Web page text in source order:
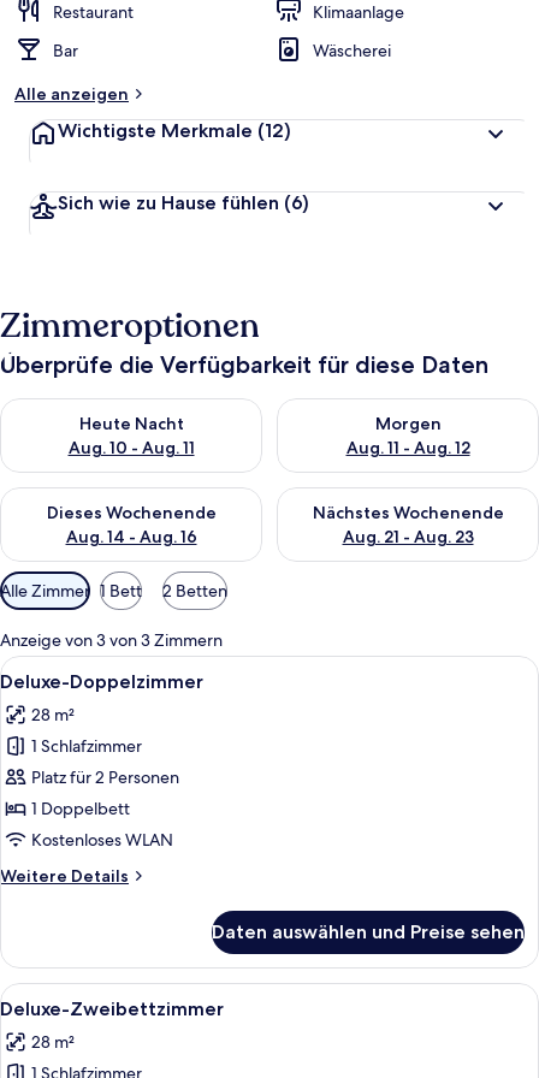
Restaurant
Klimaanlage
Bar
Wäscherei
Alle anzeigen
Wichtigste Merkmale (12)
Sich wie zu Hause fühlen (6)
Zimmeroptionen
Überprüfe die Verfügbarkeit für diese Daten
Heute Nacht
Aug. 10 - Aug. 11
Überprüfe die Verfügbarkeit für heute Nacht, Aug. 10 - Aug.
Morgen
Aug. 11 - Aug. 12
Überprüfe die Verfügbarkeit
Dieses Wochenende
Aug. 14 - Aug. 16
Überprüfe die Verfügbarkeit für dieses Wochenende, Aug. 14
Nächstes Wochenende
Aug. 21 - Aug. 23
Überprüfe die Verfügbarkeit
Verfügbare
Filter
für
Zimmer
Alle Zimmer 1 Bett 2 Betten
Anzeige von 3 von 3 Zimmern
Alle
Fotos
für
Deluxe-
Doppelzimmer
anzeigen
Ein Hotelzimmer mit einem Bett,
12
Deluxe-Doppelzimmer
28 m²
1 Schlafzimmer
Platz für 2 Personen
1 Doppelbett
Kostenloses WLAN
Weitere Details
Weitere
Doppelzimmer
Daten auswählen und Preise sehen
Alle
Fotos
für
Ein Hotelzimmer mit Bett,
8
Deluxe-Zweibettzimmer
28 m²
1 Schlafzimmer